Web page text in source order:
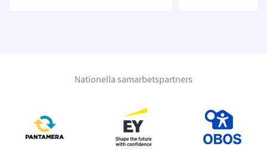
Nationella samarbetspartners